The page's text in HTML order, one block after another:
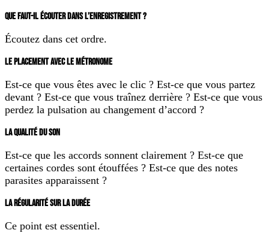
QUE FAUT-IL ÉCOUTER DANS L’ENREGISTREMENT ?
Écoutez dans cet ordre.
LE PLACEMENT AVEC LE MÉTRONOME
Est-ce que vous êtes avec le clic ? Est-ce que vous partez
devant ? Est-ce que vous traînez derrière ? Est-ce que vous
perdez la pulsation au changement d’accord ?
LA QUALITÉ DU SON
Est-ce que les accords sonnent clairement ? Est-ce que
certaines cordes sont étouffées ? Est-ce que des notes
parasites apparaissent ?
LA RÉGULARITÉ SUR LA DURÉE
Ce point est essentiel.